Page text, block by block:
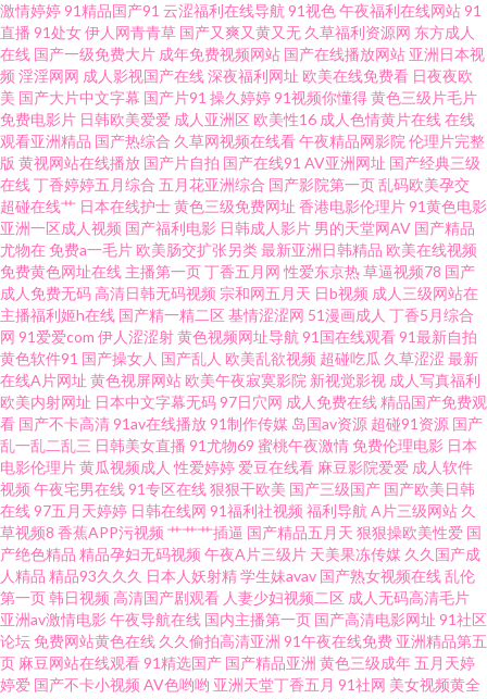
青草伊人大香蕉 亚洲无码影音先锋 91深夜社区 色色综合网免费观看 91福利
姬在线 www页网页在线观看 91在线视频最新地址 先锋午夜AV 不卡的av影院
色鬼綜合爽爽 91人妻人人操人人爱 麻豆影院在线观看一区 91呆哥人妻系列
国产精品不卡一二 香蕉视频很黄 第一女优电影院 天天干天天做 av在线不卡
影院 人妖扩肛 91九色首页绿帽 黑丝88av 先锋影音av中文资源 俺来也俺去肛
交 亚洲另类小说网 成人免费三级网址 少妇干14P 91网站在线观看呢 狼友汇
六六六 91看片成人免费在线 精品久久国产 影音先锋资源AV站 黄色性情网站
影音先锋看A片 国产国际精品成人 亚洲乱国产乱精品精 www东方av 日韩精品
极 91视频国产网址 青青草一起艹 91深夜福利在线导航 日韩东京热99 www怡
春院com 五月丁香最新资源 99国产er热视频 日韩综合 91网站在线观看免费
麻豆Av 91网址黄w 成人网站做爱在线免费 91re伊人 91香蕉蜜桃 欧美成人 91
牛91ncom 久草资源网 91福利视频在线观看 久久精品青 91com看片 国产肏
屄视频 91草莓在线 国产在线精品 五月花A片 92传媒 欧美亚州另类 91情趣视
激情婷婷91精品国产91 云涩福利在线导航 91视色午夜福利在线网站91
直播 91处女伊人网青青草 国产又爽又黄又无 久草福利资源网 东方成人
在线 国产一级免费大片 成年免费视频网站 国产在线播放网站 亚洲日本视
频 淫淫网网 成人影视国产在线深夜福利网址 欧美在线免费看 日夜夜欧
美 国产大片中文字幕 国产片91 操久婷婷91视频你懂得黄色三级片毛片
免费电影片 日韩欧美爱爱 成人亚洲区 欧美性16 成人色情黄片在线在线
观看亚洲精品 国产热综合 久草网视频在线看午夜精品网影院 伦理片完整
版 黄视网站在线播放 国产片自拍 国产在线91 AV亚洲网址 国产经典三级
在线丁香婷婷五月综合 五月花亚洲综合 国产影院第一页乱码欧美孕交
超碰在线艹 日本在线护士黄色三级免费网址 香港电影伦理片91黄色电影
亚洲一区成人视频 国产福利电影 日韩成人影片 男的天堂网AV 国产精品
尤物在 免费a一毛片 欧美肠交扩张另类最新亚洲日韩精品 欧美在线视频
免费黄色网址在线 主播第一页丁香五月网 性爱东京热草逼视频78 国产
成人免费无码高清日韩无码视频 宗和网五月天 日b视频 成人三级网站在
主播福利姬h在线 国产精一精二区 基情涩涩网 51漫画成人 丁香5月综合
网 91爱爱com 伊人涩涩射黄色视频网址导航 91国在线观看91最新自拍
黄色软件91 国产操女人 国产乱人 欧美乱欲视频 超碰吃瓜 久草涩涩 最新
在线A片网址 黄色视屏网站 欧美午夜寂寞影院 新视觉影视 成人写真福利
欧美内射网址 日本中文字幕无码97日穴网 成人免费在线精品国产免费观
看 国产不卡高清91av在线播放91制作传媒 岛国av资源 超碰91资源 国产
乱一乱二乱三 日韩美女直播 91尤物69 蜜桃午夜激情 免费伦理电影 日本
电影伦理片黄瓜视频成人 性爱婷婷 爱豆在线看 麻豆影院爱爱 成人软件
视频 午夜宅男在线91专区在线狠狠干欧美 国产三级国产 国产欧美日韩
在线97五月天婷婷 日韩在线网 91福利社视频 福利导航 A片三级网站 久
草视频8 香蕉APP污视频 艹艹艹插逼 国产精品五月天 狠狠操欧美性爱 国
产绝色精品 精品孕妇无码视频 午夜A片三级片 天美果冻传媒 久久国产成
人精品 精品93久久久 日本人妖射精学生妹avav 国产熟女视频在线乱伦
第一页韩日视频 高清国产剧观看 人妻少妇视频二区 成人无码高清毛片
亚洲av激情电影 午夜导航在线 国内主播第一页 国产高清电影网址 91社区
论坛 免费网站黄色在线 久久偷拍高清亚洲 91午夜在线免费 亚洲精品第五
页 麻豆网站在线观看91精选国产 国产精品亚洲 黄色三级成年 五月天婷
婷爱 国产不卡小视频 AV色哟哟 亚洲天堂丁香五月 91社网 美女视频黄全